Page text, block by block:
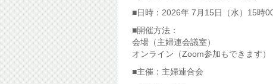
■日時：2026年 7月15日（水）15時
■開催方法：
会場（主婦連会議室）
オンライン（Zoom参加もできます）
■主催：主婦連合会